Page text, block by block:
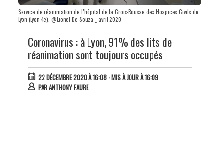
Service de réanimation de l’hôpital de la Croix-Rousse des Hospices Civils de
Lyon (Lyon 4e). @Lionel De Souza _ avril 2020
Coronavirus : à Lyon, 91% des lits de
réanimation sont toujours occupés
22 DÉCEMBRE 2020 À 16:08- MIS À JOUR À 16:09
PARANTHONY FAURE